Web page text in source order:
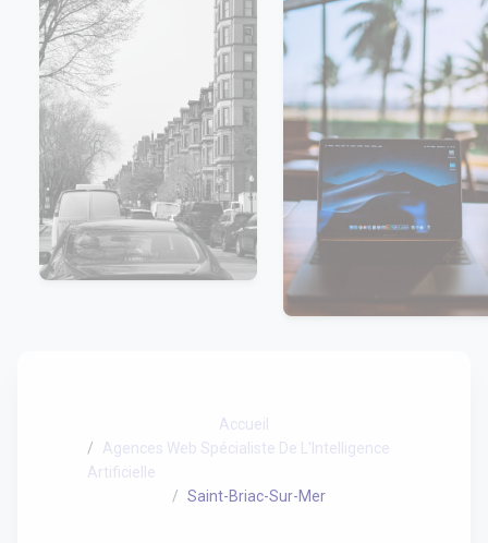
Accueil
Agences Web Spécialiste De L'Intelligence
Artificielle
Saint-Briac-Sur-Mer